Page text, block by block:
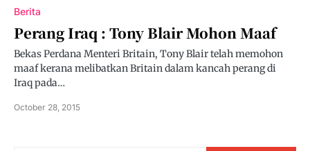
Berita
Perang Iraq : Tony Blair Mohon Maaf
Bekas Perdana Menteri Britain, Tony Blair telah memohon
maaf kerana melibatkan Britain dalam kancah perang di
Iraq pada…
October 28, 2015